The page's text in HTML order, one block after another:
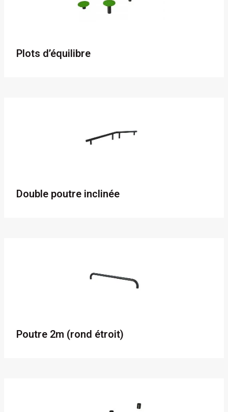
Plots d’équilibre
Double poutre inclinée
Poutre 2m (rond étroit)